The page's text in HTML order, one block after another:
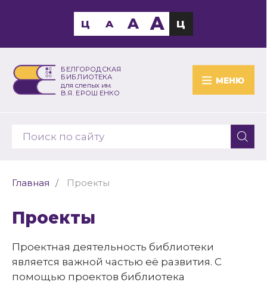
БЕЛГОРОДСКАЯ
БИБЛИОТЕКА
для слепых им.
В.Я. ЕРОШЕНКО
МЕНЮ
Ц A A A Ц
Главная Проекты
Проекты
Проектная деятельность библиотеки
является важной частью её развития. С
помощью проектов библиотека